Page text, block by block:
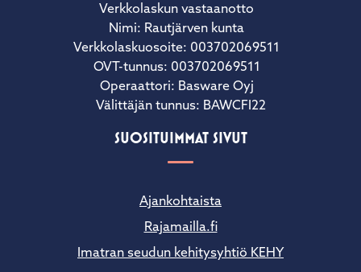
Verkkolaskun vastaanotto
Nimi: Rautjärven kunta
Verkkolaskuosoite: 003702069511
OVT-tunnus: 003702069511
Operaattori: Basware Oyj
Välittäjän tunnus: BAWCFI22
SUOSITUIMMAT SIVUT
Ajankohtaista
Rajamailla.fi
Imatran seudun kehitysyhtiö KEHY